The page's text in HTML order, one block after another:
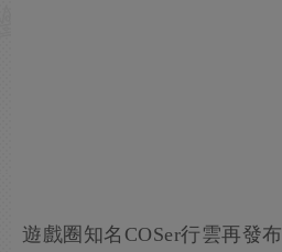
遊戲圈知名COSer行雲再發